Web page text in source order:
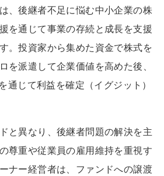
、後継者不足に悩む中小企業の株
を通じて事業の存続と成長を支援
。投資家から集めた資金で株式を
を派遣して企業価値を高めた後、
通じて利益を確定（イグジット）
と異なり、後継者問題の解決を主
尊重や従業員の雇用維持を重視す
ナー経営者は、ファンドへの譲渡